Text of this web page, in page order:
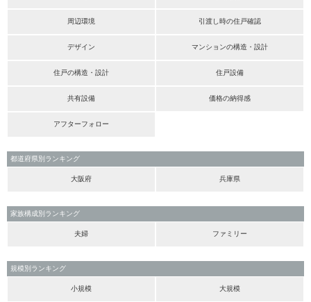
周辺環境 引渡し時の住戸確認
デザイン マンションの構造・設計
住戸の構造・設計 住戸設備
共有設備 価格の納得感
アフターフォロー
都道府県別ランキング
大阪府 兵庫県
家族構成別ランキング
夫婦 ファミリー
規模別ランキング
小規模 大規模